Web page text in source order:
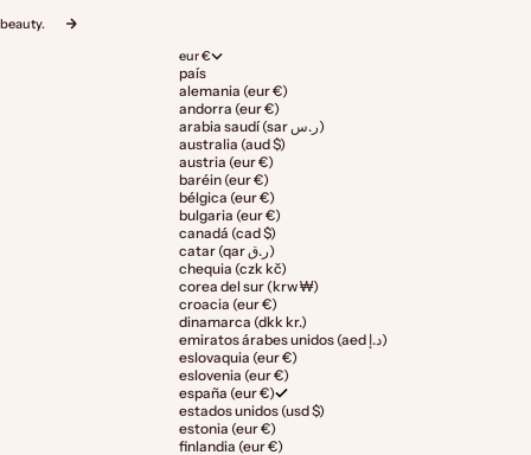
Siguiente
eur €
país
alemania (eur €)
andorra (eur €)
arabia saudí (sar ر.س)
australia (aud $)
austria (eur €)
baréin (eur €)
bélgica (eur €)
bulgaria (eur €)
canadá (cad $)
catar (qar ر.ق)
chequia (czk kč)
corea del sur (krw ₩)
croacia (eur €)
dinamarca (dkk kr.)
emiratos árabes unidos (aed د.إ)
eslovaquia (eur €)
eslovenia (eur €)
españa (eur €)
estados unidos (usd $)
estonia (eur €)
finlandia (eur €)